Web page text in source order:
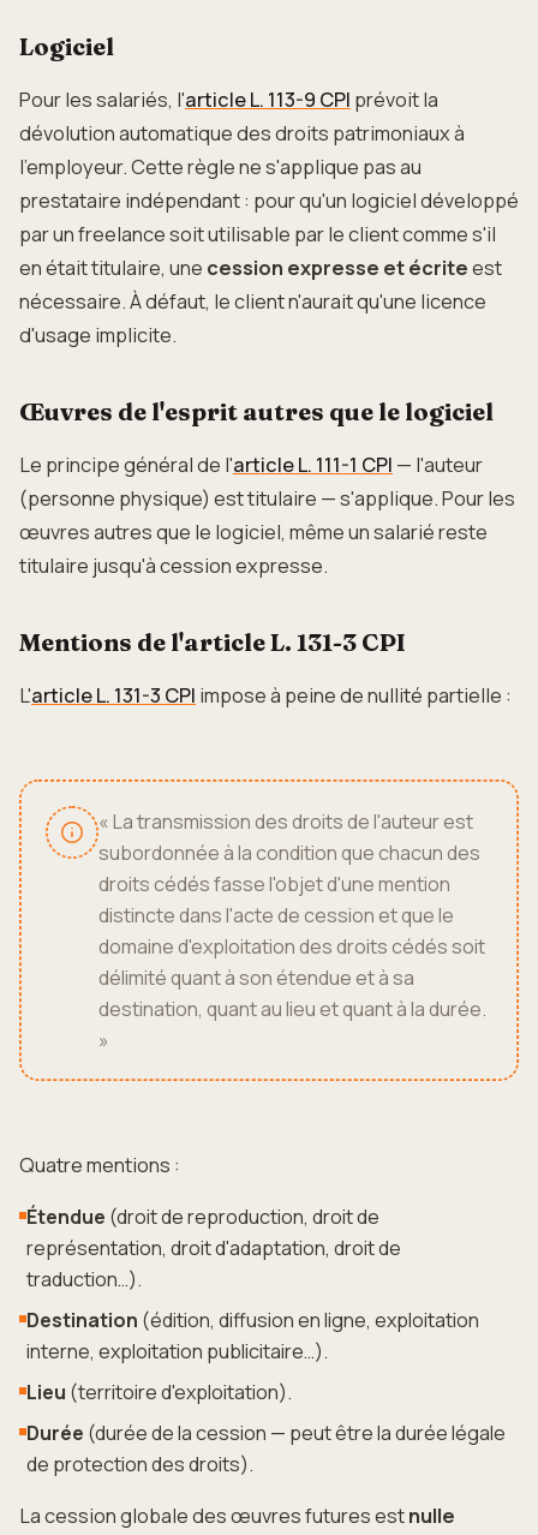
Logiciel
Pour les salariés, l'article L. 113-9 CPI prévoit la
dévolution automatique des droits patrimoniaux à
l'employeur. Cette règle ne s'applique pas au
prestataire indépendant : pour qu'un logiciel développé
par un freelance soit utilisable par le client comme s'il
en était titulaire, une cession expresse et écriteest
nécessaire. À défaut, le client n'aurait qu'une licence
d'usage implicite.
Œuvres de l'esprit autres que le logiciel
Le principe général de l'article L. 111-1 CPI — l'auteur
(personne physique) est titulaire — s'applique. Pour les
œuvres autres que le logiciel, même un salarié reste
titulaire jusqu'à cession expresse.
Mentions de l'article L. 131-3 CPI
L'article L. 131-3 CPI impose à peine de nullité partielle :
« La transmission des droits de l'auteur est
subordonnée à la condition que chacun des
droits cédés fasse l'objet d'une mention
distincte dans l'acte de cession et que le
domaine d'exploitation des droits cédés soit
délimité quant à son étendue et à sa
destination, quant au lieu et quant à la durée.
»
Quatre mentions :
Étendue (droit de reproduction, droit de
représentation, droit d'adaptation, droit de
traduction…).
Destination (édition, diffusion en ligne, exploitation
interne, exploitation publicitaire…).
Lieu (territoire d'exploitation).
Durée (durée de la cession — peut être la durée légale
de protection des droits).
La cession globale des œuvres futures estnulle